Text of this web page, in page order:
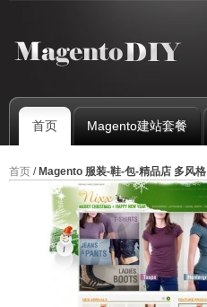
首页 Magento建站套餐
首页 / Magento 服装-鞋-包-精品店 多风格